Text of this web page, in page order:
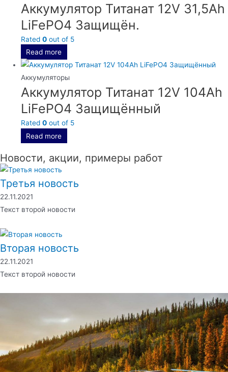
Аккумулятор Титанат 12V 31,5Ah
LiFePO4 Защищён.
Rated0 out of 5
Read more
Аккумуляторы
Аккумулятор Титанат 12V 104Ah
LiFePO4 Защищённый
Rated0 out of 5
Read more
Новости, акции, примеры работ
Третья новость
22.11.2021
Текст второй новости
Вторая новость
22.11.2021
Текст второй новости